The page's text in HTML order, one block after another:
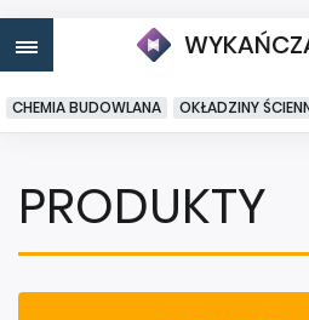
CHEMIA BUDOWLANA OKŁADZINY
PRODUKTY